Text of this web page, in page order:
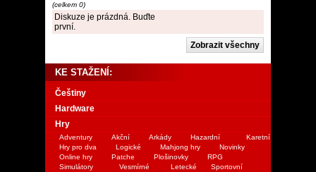
(celkem 0)
Diskuze je prázdná. Buďte
první.
KE STAŽENÍ:
Češtiny
Hardware
Hry
Adventury Akční Arkády Hazardní
Karetní
Hry pro dva
Logické Mahjong hry
Novinky
Online hry
Patche Plošinovky
RPG
Simulátory
Vesmírné Letecké
Sportovní